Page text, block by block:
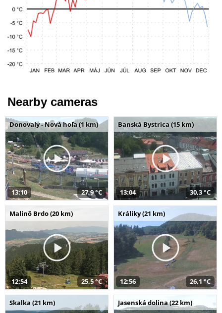
Nearby cameras
Donovaly - Nová hoľa (1 km)
13:10 27,9 °C
Banská Bystrica (15 km)
13:04 30,3 °C
Malinô Brdo (20 km)
12:54 25,5 °C
Králiky (21 km)
12:56 26,1 °C
Skalka (21 km) Jasenská dolina (22 km)